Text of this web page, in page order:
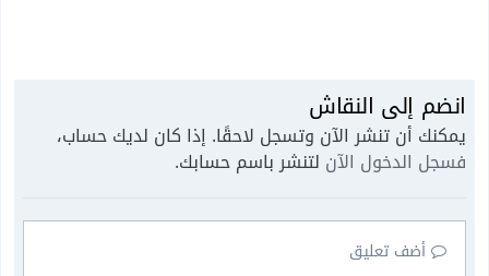
انضم إلى النقاش
يمكنك أن تنشر الآن وتسجل لاحقًا. إذا كان لديك حساب،
فسجل الدخول الآن لتنشر باسم حسابك.
أضف تعليق